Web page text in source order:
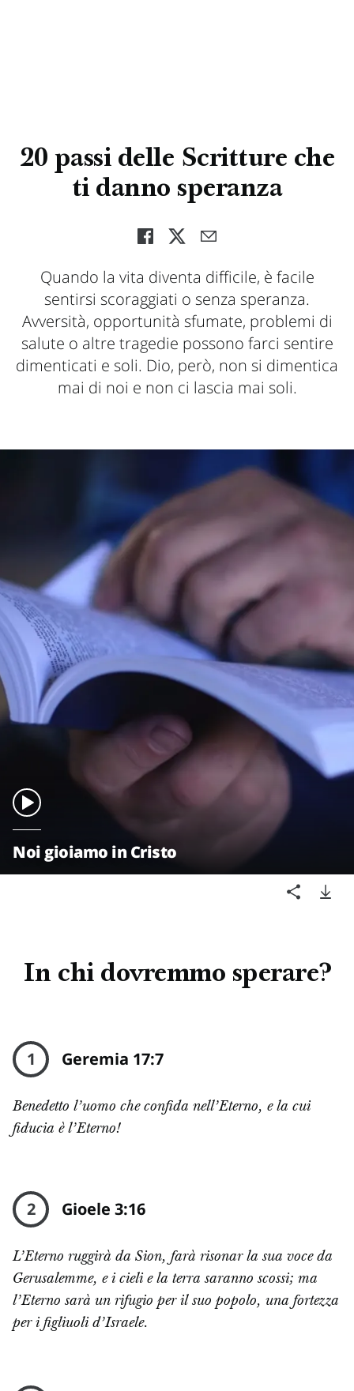
20 passi delle Scritture che
ti danno speranza
Quando la vita diventa difficile, è facile
sentirsi scoraggiati o senza speranza.
Avversità, opportunità sfumate, problemi di
salute o altre tragedie possono farci sentire
dimenticati e soli. Dio, però, non si dimentica
mai di noi e non ci lascia mai soli.
Noi gioiamo in Cristo
In chi dovremmo sperare?
1 Geremia 17:7
Benedetto l’uomo che confida nell’Eterno, e la cui
fiducia è l’Eterno!
2 Gioele 3:16
L’Eterno ruggirà da Sion, farà risonar la sua voce da
Gerusalemme, e i cieli e la terra saranno scossi; ma
l’Eterno sarà un rifugio per il suo popolo, una fortezza
per i figliuoli d’Israele.